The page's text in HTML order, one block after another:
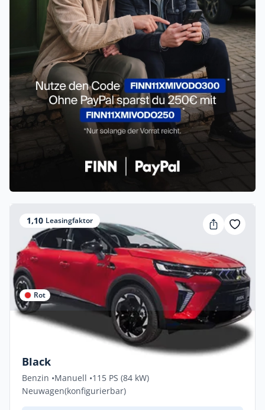
1,10 Leasingfaktor
Rot
Privat & Gewerbe
Mitsubishi ASX BLACK 1.2 Turbo-Benziner
Black
Benzin •Manuell •115 PS (84 kW)
Neuwagen(konfigurierbar)